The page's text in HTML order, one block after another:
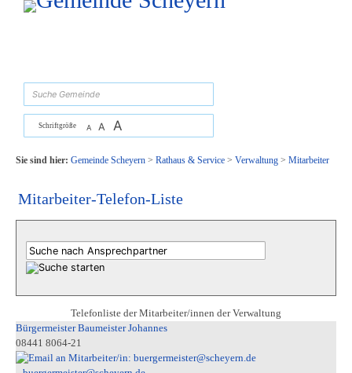
Zum Inhalt, zur Navigationoder zur Startseite springen.
Schriftgröße A A A
Sie sind hier: Gemeinde Scheyern> Rathaus & Service> Verwaltung> Mitarbeiter
Mitarbeiter-Telefon-Liste
Telefonliste der Mitarbeiter/innen der Verwaltung
Bürgermeister Baumeister Johannes
08441 8064-21